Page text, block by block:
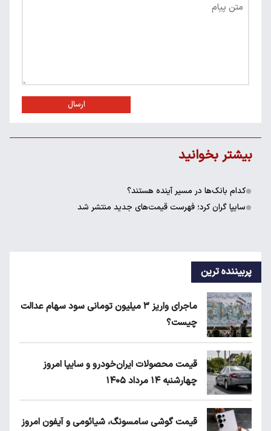
ارسال
بیشتر بخوانید
کدام بانک‌ها در مسیر آینده هستند؟
سایپا گران کرد؛ فهرست قیمت‌های جدید منتشر شد
پربیننده ترین
ماجرای واریز ۳ میلیون تومانی سود سهام عدالت
چیست؟
قیمت محصولات ایران‌خودرو و سایپا امروز
چهارشنبه ۱۴ مرداد ۱۴۰۵
قیمت گوشی سامسونگ، شیائومی و آیفون امروز